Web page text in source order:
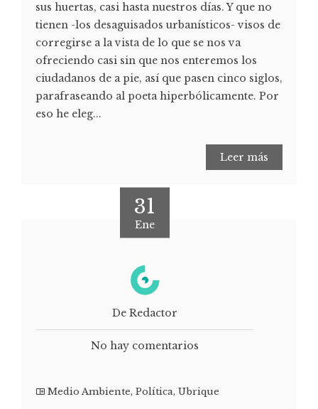
sus huertas, casi hasta nuestros días. Y que no
tienen -los desaguisados urbanísticos- visos de
corregirse a la vista de lo que se nos va
ofreciendo casi sin que nos enteremos los
ciudadanos de a pie, así que pasen cinco siglos,
parafraseando al poeta hiperbólicamente. Por
eso he eleg...
Leer más
31
Ene
De Redactor
No hay comentarios
Medio Ambiente, Política, Ubrique